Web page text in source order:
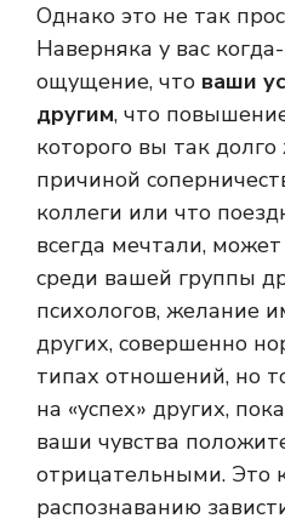
Однако это не так
Наверняка у вас
ощущение, что ваши
другим, что
которого вы так
причиной
коллеги или что
всегда мечтали,
среди вашей группы
психологов, желание
других, совершенно
типах отношений, но
на «успех» других,
ваши чувства
отрицательными. Это
распознаванию